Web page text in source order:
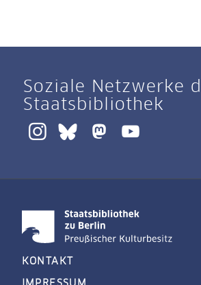
Soziale Netzwerke
Staatsbibliothek
KONTAKT